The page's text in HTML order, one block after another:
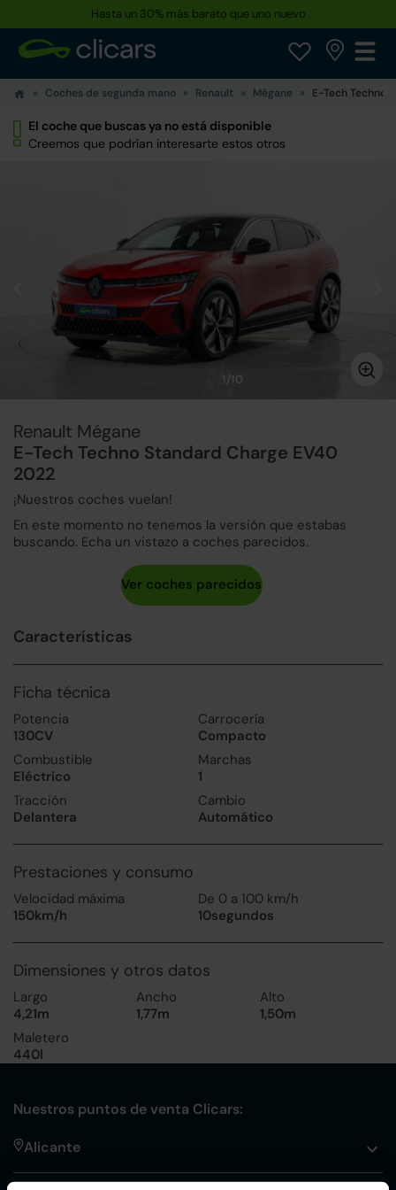
Hasta un 30% más barato que uno nuevo
Coches de segunda mano Renault Mégane E-Tech Techno
El coche que buscas ya no está disponible
Creemos que podrían interesarte estos otros
1/10
Renault Mégane
E-Tech Techno Standard Charge EV40
2022
¡Nuestros coches vuelan!
En este momento no tenemos la versión que estabas
buscando. Echa un vistazo a coches parecidos.
Características
Ficha técnica
Potencia
130CV
Carrocería
Compacto
Combustible
Eléctrico
Marchas
1
Tracción
Delantera
Cambio
Automático
Prestaciones y consumo
Velocidad máxima
150km/h
De 0 a 100 km/h
10segundos
Dimensiones y otros datos
Largo
4,21m
Ancho
1,77m
Alto
1,50m
Maletero
440l
Nuestros puntos de venta Clicars:
Alicante